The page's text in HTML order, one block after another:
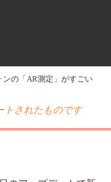
ンの「AR測定」がすごい
トされたものです